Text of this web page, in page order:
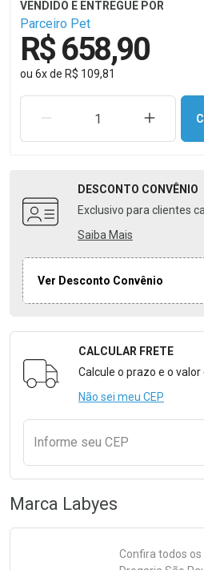
Parceiro Pet
R$ 658,90
ou 6xde R$ 109,81
REMOVER UMA UNIDADE
DESCONTO CONVÊNIO
Exclusivo para clientes
Saiba Mais
Ver Desconto Convênio
Formulário para
CALCULAR FRETE
Calcule o prazo e o
Não sei meu CEP
Informe seu CEP
Marca Labyes
Confira todos